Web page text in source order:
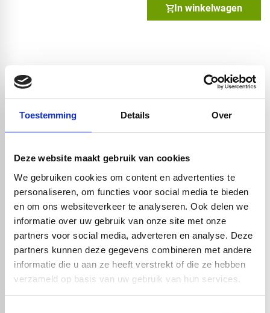
Toestemming Details Over
Deze website maakt gebruik van cookies
We gebruiken cookies om content en advertenties te
personaliseren, om functies voor social media te bieden
en om ons websiteverkeer te analyseren. Ook delen we
informatie over uw gebruik van onze site met onze
partners voor social media, adverteren en analyse. Deze
partners kunnen deze gegevens combineren met andere
informatie die u aan ze heeft verstrekt of die ze hebben
verzameld op basis van uw gebruik van hun services.
In winkelwagen
Waarom moeten er montageprofielen
gebruikt worden?
De montageprofielen worden gebruikt in combinatie met de
verbindings-, buitenhoek- en eindprofielen. De profielen worden